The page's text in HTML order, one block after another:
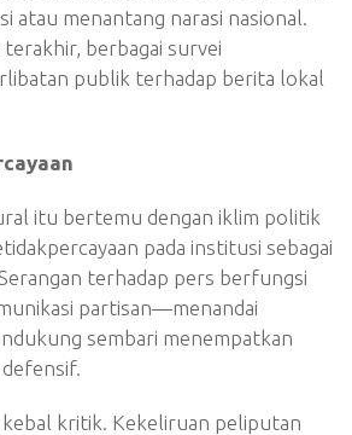
atau menantang narasi nasional.
terakhir, berbagai survei
publik terhadap berita lokal
itu bertemu dengan iklim politik
pada institusi sebagai
terhadap pers berfungsi
partisan—menandai
sembari menempatkan
kritik. Kekeliruan peliputan